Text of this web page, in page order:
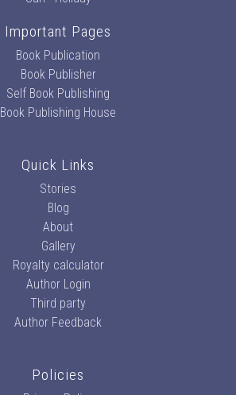
Important Pages
Book Publication
Book Publisher
Self Book Publishing
Book Publishing House
Quick Links
Stories
Blog
About
Gallery
Royalty calculator
Author Login
Third party
Author Feedback
Policies